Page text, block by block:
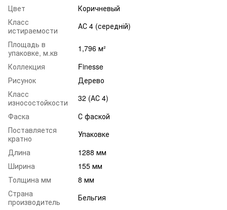
Цвет
Коричневый
Класс
истираемости
АС 4 (середній)
Площадь в
упаковке, м.кв
1,796 м²
Коллекция
Finesse
Рисунок
Дерево
Класс
износостойкости
32 (АС 4)
Фаска
С фаской
Поставляется
кратно
Упаковке
Длина
1288 мм
Ширина
155 мм
Толщина мм
8 мм
Страна
производитель
Бельгия